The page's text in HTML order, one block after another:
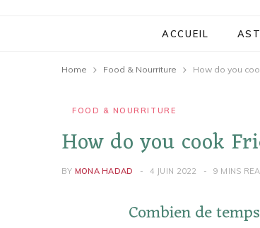
ACCUEIL
Home Food & Nourriture How do you
FOOD & NOURRITURE
How do you cook
BY MONA HADAD 4 JUIN 2022 9 MINS
Combien de